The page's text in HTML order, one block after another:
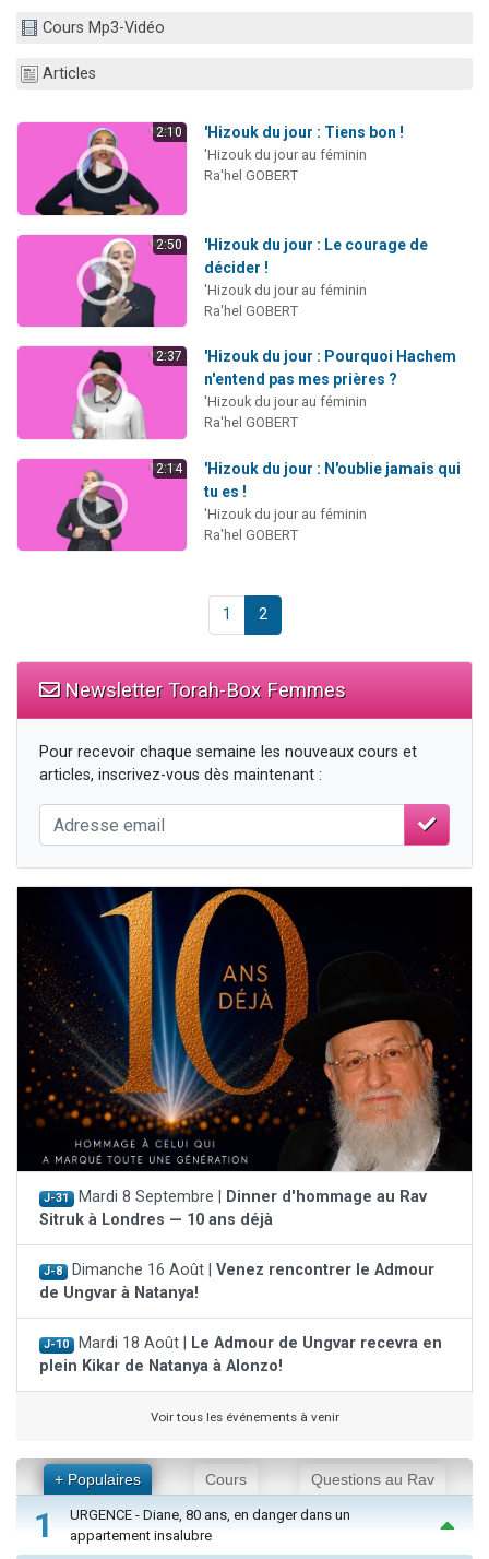
Cours Mp3-Vidéo
Articles
2:10 'Hizouk du jour : Tiens bon !
'Hizouk du jour au féminin
Ra'hel GOBERT
2:50
'Hizouk du jour : Le courage de
décider !
'Hizouk du jour au féminin
Ra'hel GOBERT
2:37
'Hizouk du jour : Pourquoi Hachem
n'entend pas mes prières ?
'Hizouk du jour au féminin
Ra'hel GOBERT
2:14
'Hizouk du jour : N'oublie jamais qui
tu es !
'Hizouk du jour au féminin
Ra'hel GOBERT
1 2
Newsletter Torah-Box Femmes
Pour recevoir chaque semaine les nouveaux cours et
articles, inscrivez-vous dès maintenant :
J-31 Mardi 8 Septembre | Dinner d'hommage au Rav
Sitruk à Londres — 10 ans déjà
J-8 Dimanche 16 Août | Venez rencontrer le Admour
de Ungvar à Natanya!
J-10 Mardi 18 Août | Le Admour de Ungvar recevra en
plein Kikar de Natanya à Alonzo!
Voir tous les événements à venir
+ Populaires Cours Questions au Rav
1
URGENCE - Diane, 80 ans, en danger dans un
appartement insalubre